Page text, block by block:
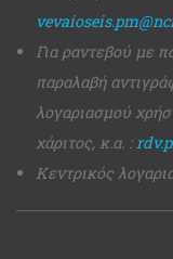
Για ραντεβού με
παραλαβή
λογαριασμού
χάριτος, κ.α. :
Κεντρικός